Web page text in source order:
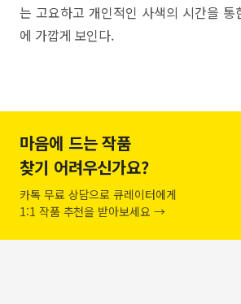
는 고요하고 개인적인 사색의 시간을
에 가깝게 보인다.
마음에 드는 작품
찾기 어려우신가요?
카톡 무료 상담으로 큐레이터에게
1:1 작품 추천을 받아보세요 →